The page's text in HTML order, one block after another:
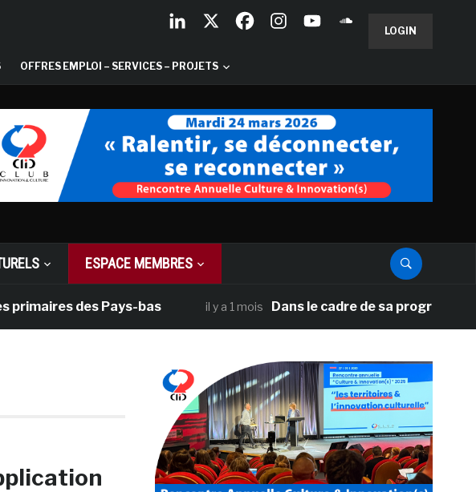
LOGIN
OFFRES EMPLOI – SERVICES – PROJETS
ESPACE MEMBRES
des Pays-bas il y a 1 mois Dans le cadre de sa programmation